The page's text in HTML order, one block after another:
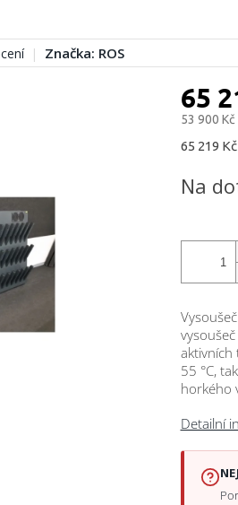
Značka: ROS
65
53 900
Měrná
65 219
Na
aktivních
55 °C,
horkého
Detailní